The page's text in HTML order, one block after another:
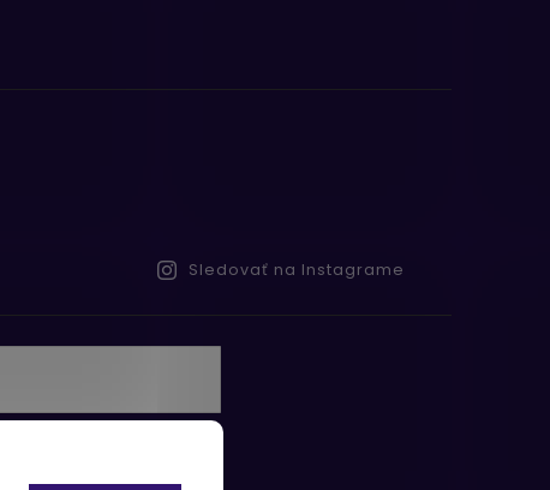
Sledovať na Instagrame